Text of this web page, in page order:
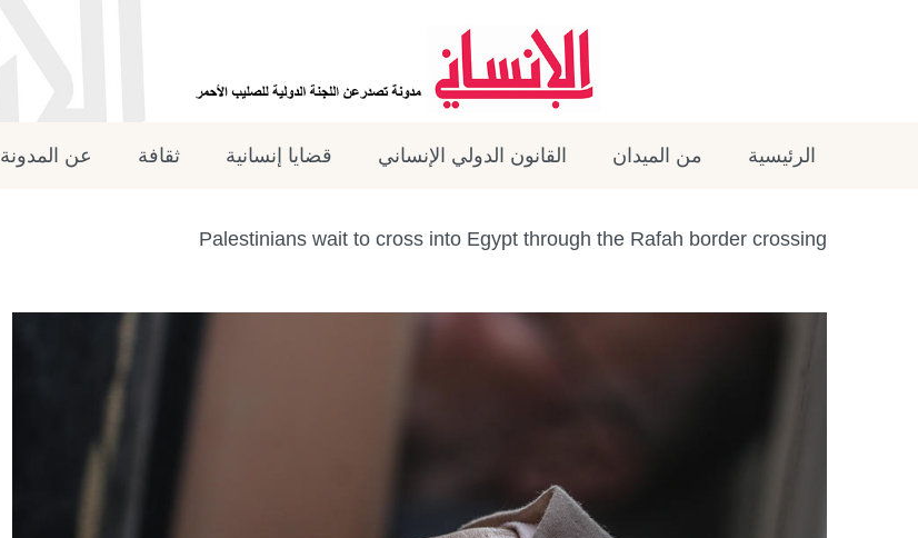
الرئيسية من الميدان القانون الدولي الإنساني قضايا إنسانية ثقافة عن المدونة
Palestinians wait to cross into Egypt through the Rafah border crossing